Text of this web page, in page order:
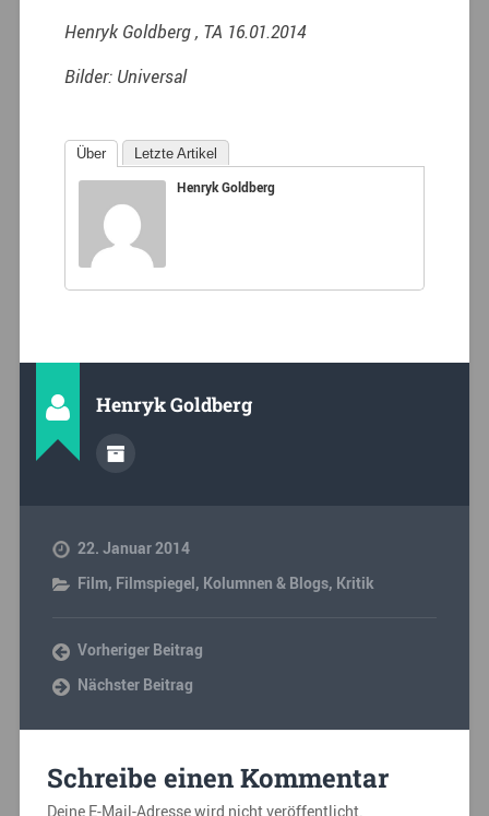
Henryk Goldberg , TA 16.01.2014
Bilder: Universal
Über Letzte Artikel
Henryk Goldberg
Henryk Goldberg
22. Januar 2014
Film, Filmspiegel, Kolumnen & Blogs, Kritik
Vorheriger Beitrag
Nächster Beitrag
Schreibe einen Kommentar
Deine E-Mail-Adresse wird nicht veröffentlicht.